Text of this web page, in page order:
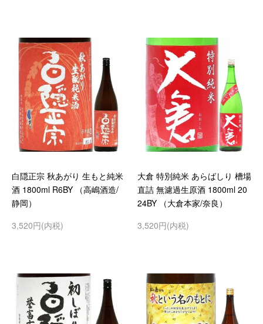
白隠正宗 秋あがり 生もと純米
酒 1800ml R6BY （高嶋酒造/
静岡）
3,520円(内税)
大倉 特別純米 あらばしり 槽場
直詰 無濾過生原酒 1800ml 20
24BY （大倉本家/奈良）
3,520円(内税)